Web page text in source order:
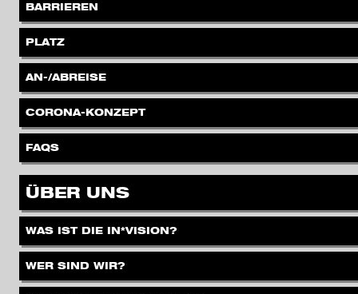
BARRIEREN
PLATZ.
AN-/ABREISE.
CORONA-KONZEPT.
FAQS.
ÜBER UNS.
WAS IST DIE IN*VISION?
WER SIND WIR?